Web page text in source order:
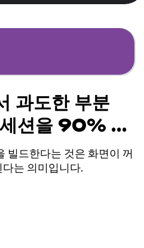
도한 부분
션을 90% 이
빌드한다는 것은 화면이 꺼
는 의미입니다.